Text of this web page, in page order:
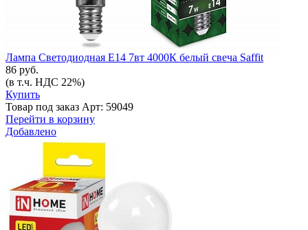
Лампа Светодиодная Е14 7вт 4000К белый свеча Saffit
86 руб.
(в т.ч. НДС 22%)
Купить
Товар под заказ Арт: 59049
Перейти в корзину
Добавлено